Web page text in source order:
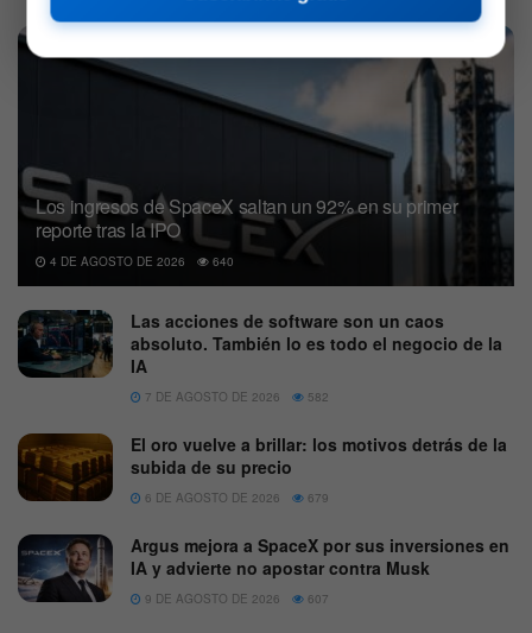
Los ingresos de SpaceX saltan un 92% en su primer
reporte tras la IPO
4 DE AGOSTO DE 2026 640
Las acciones de software son un caos
absoluto. También lo es todo el negocio de la
IA
7 DE AGOSTO DE 2026 582
El oro vuelve a brillar: los motivos detrás de la
subida de su precio
6 DE AGOSTO DE 2026 679
Argus mejora a SpaceX por sus inversiones en
IA y advierte no apostar contra Musk
9 DE AGOSTO DE 2026 607